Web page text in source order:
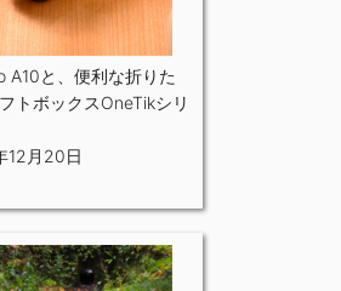
A10と、便利な折りた
トボックスOneTikシリ
12月20日